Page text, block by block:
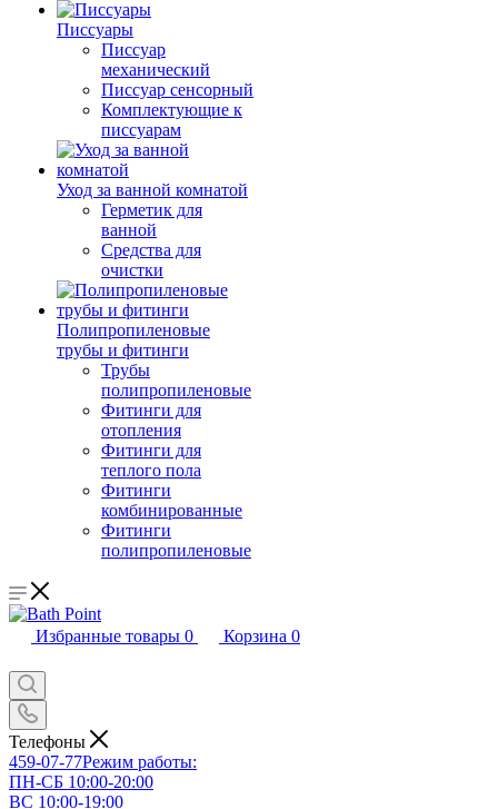
Писсуары
Писсуар
механический
Писсуар сенсорный
Комплектующие к
писсуарам
Уход за ванной комнатой
Герметик для
ванной
Средства для
очистки
Полипропиленовые
трубы и фитинги
Трубы
полипропиленовые
Фитинги для
отопления
Фитинги для
теплого пола
Фитинги
комбинированные
Фитинги
полипропиленовые
Избранные товары 0 Корзина 0
Телефоны
459-07-77Режим работы:
ПН-СБ 10:00-20:00
ВС 10:00-19:00